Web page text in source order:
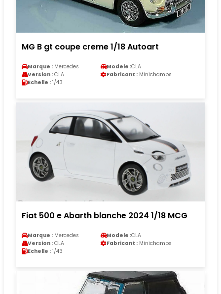
MG B gt coupe creme 1/18 Autoart
Marque : Mercedes Modele :CLA
Version : CLA Fabricant : Minichamps
Echelle : 1/43
Fiat 500 e Abarth blanche 2024 1/18 MCG
Marque : Mercedes Modele :CLA
Version : CLA Fabricant : Minichamps
Echelle : 1/43